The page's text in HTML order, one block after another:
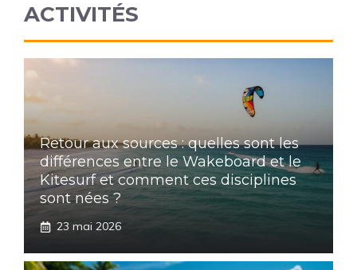
ACTIVITÉS
Retour aux sources : quelles sont les
différences entre le Wakeboard et le
Kitesurf et comment ces disciplines
sont nées ?
23 mai 2026